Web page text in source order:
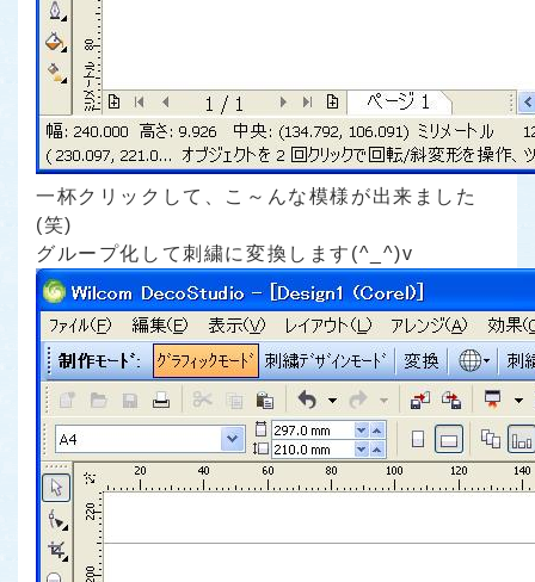
一杯クリックして、こ～んな模様が出来ました
(笑)
グループ化して刺繍に変換します(^_^)v